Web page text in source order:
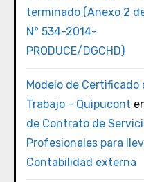
terminado (Anexo 2
N° 534-2014-
PRODUCE/DGCHD)
Modelo de Certificado
Trabajo - Quipucont
de Contrato de
Profesionales para
Contabilidad externa